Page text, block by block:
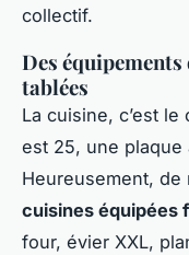
collectif.
Des
tablées
La cuisine, c’est
est 25, une
Heureusement,
cuisines équipées
four, évier XXL,